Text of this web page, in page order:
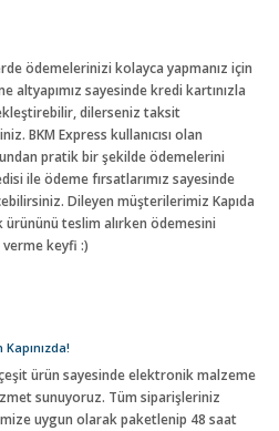
ödemelerinizi kolayca yapmanız için
altyapımız sayesinde kredi kartınızla
dilerseniz taksit
BKM Express kullanıcısı olan
pratik bir şekilde ödemelerini
ile ödeme fırsatlarımız sayesinde
Dileyen müşterilerimiz Kapıda
teslim alırken ödemesini
keyfi :)
ürün sayesinde elektronik malzeme
sunuyoruz. Tüm siparişleriniz
uygun olarak paketlenip 48 saat